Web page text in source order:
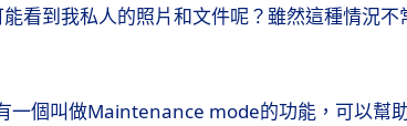
看到我私人的照片和文件呢？雖然這種情況
一個叫做Maintenance mode的功能，可以幫